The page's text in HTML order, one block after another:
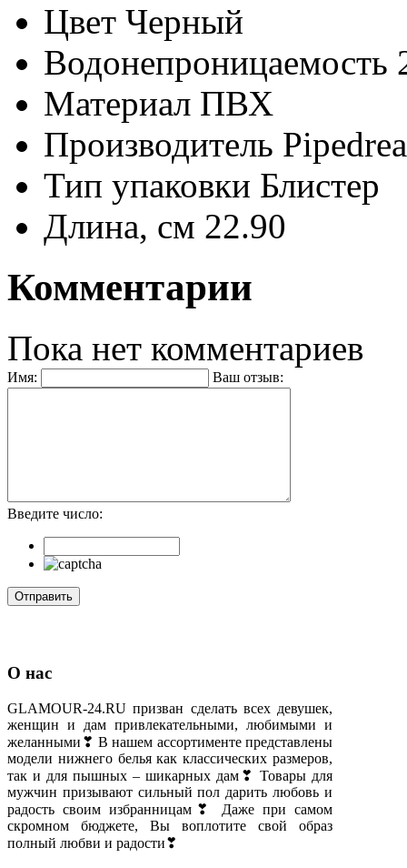
Цвет Черный
Водонепроницаемость
Материал ПВХ
Производитель
Тип упаковки Блистер
Длина, см 22.90
Комментарии
Пока нет комментариев
Имя: Ваш отзыв:
Введите число:
О нас
GLAMOUR-24.RU призван сделать всех девушек,
женщин и дам привлекательными, любимыми и
желанными❣ В нашем ассортименте представлены
модели нижнего белья как классических размеров,
так и для пышных – шикарных дам❣ Товары для
мужчин призывают сильный пол дарить любовь и
радость своим избранницам❣ Даже при самом
скромном бюджете, Вы воплотите свой образ
полный любви и радости❣